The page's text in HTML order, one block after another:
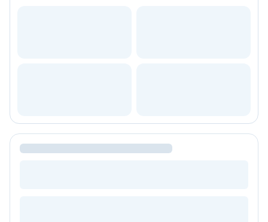
Ceai
Bacanie
BLACK FRIDAY